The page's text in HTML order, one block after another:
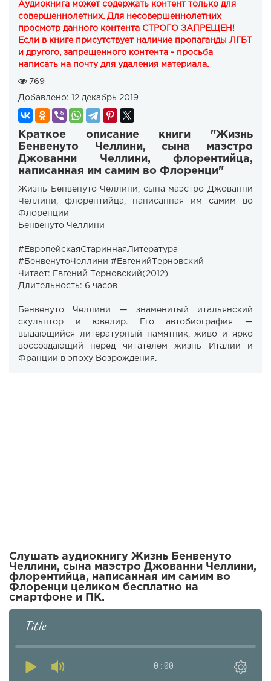
Аудиокнига может содержать контент только для
совершеннолетних. Для несовершеннолетних
просмотр данного контента СТРОГО ЗАПРЕЩЕН!
Если в книге присутствует наличие пропаганды ЛГБТ
и другого, запрещенного контента - просьба
написать на почту для удаления материала.
769
Добавлено: 12 декабрь 2019
Краткое описание книги "Жизнь
Бенвенуто Челлини, сына маэстро
Джованни Челлини, флорентийца,
написанная им самим во Флоренци"
Жизнь Бенвенуто Челлини, сына маэстро Джованни
Челлини, флорентийца, написанная им самим во
Флоренции
Бенвенуто Челлини ​
#ЕвропейскаяСтариннаяЛитература
#БенвенутоЧеллини #ЕвгенийТерновский
Читает: Евгений Терновский(2012)
Длительность: 6 часов
Бенвенуто Челлини — знаменитый итальянский
скульптор и ювелир. Его автобиография —
выдающийся литературный памятник, живо и ярко
воссоздающий перед читателем жизнь Италии и
Франции в эпоху Возрождения.
Слушать аудиокнигу Жизнь Бенвенуто
Челлини, сына маэстро Джованни Челлини,
флорентийца, написанная им самим во
Флоренци целиком бесплатно на
смартфоне и ПК.
Title
0:00